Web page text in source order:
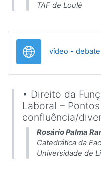
TAF de Loulé
vídeo - debate
• Direito da
Laboral –
confluência/
Rosário Palma
Catedrática da
Universidade de